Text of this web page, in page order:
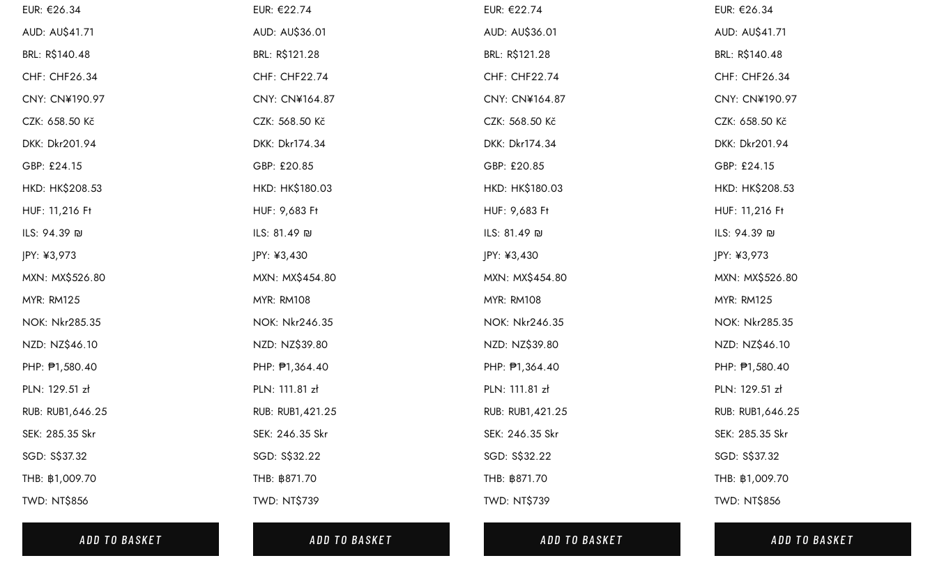
EUR: €26.34
AUD: AU$41.71
BRL: R$140.48
CHF: CHF26.34
CNY: CN¥190.97
CZK: 658.50 Kč
DKK: Dkr201.94
GBP: £24.15
HKD: HK$208.53
HUF: 11,216 Ft
ILS: 94.39 ₪
JPY: ¥3,973
MXN: MX$526.80
MYR: RM125
NOK: Nkr285.35
NZD: NZ$46.10
PHP: ₱1,580.40
PLN: 129.51 zł
RUB: RUB1,646.25
SEK: 285.35 Skr
SGD: S$37.32
THB: ฿1,009.70
TWD: NT$856
ADD TO BASKET
EUR: €22.74
AUD: AU$36.01
BRL: R$121.28
CHF: CHF22.74
CNY: CN¥164.87
CZK: 568.50 Kč
DKK: Dkr174.34
GBP: £20.85
HKD: HK$180.03
HUF: 9,683 Ft
ILS: 81.49 ₪
JPY: ¥3,430
MXN: MX$454.80
MYR: RM108
NOK: Nkr246.35
NZD: NZ$39.80
PHP: ₱1,364.40
PLN: 111.81 zł
RUB: RUB1,421.25
SEK: 246.35 Skr
SGD: S$32.22
THB: ฿871.70
TWD: NT$739
ADD TO BASKET
EUR: €22.74
AUD: AU$36.01
BRL: R$121.28
CHF: CHF22.74
CNY: CN¥164.87
CZK: 568.50 Kč
DKK: Dkr174.34
GBP: £20.85
HKD: HK$180.03
HUF: 9,683 Ft
ILS: 81.49 ₪
JPY: ¥3,430
MXN: MX$454.80
MYR: RM108
NOK: Nkr246.35
NZD: NZ$39.80
PHP: ₱1,364.40
PLN: 111.81 zł
RUB: RUB1,421.25
SEK: 246.35 Skr
SGD: S$32.22
THB: ฿871.70
TWD: NT$739
ADD TO BASKET
EUR: €26.34
AUD: AU$41.71
BRL: R$140.48
CHF: CHF26.34
CNY: CN¥190.97
CZK: 658.50 Kč
DKK: Dkr201.94
GBP: £24.15
HKD: HK$208.53
HUF: 11,216 Ft
ILS: 94.39 ₪
JPY: ¥3,973
MXN: MX$526.80
MYR: RM125
NOK: Nkr285.35
NZD: NZ$46.10
PHP: ₱1,580.40
PLN: 129.51 zł
RUB: RUB1,646.25
SEK: 285.35 Skr
SGD: S$37.32
THB: ฿1,009.70
TWD: NT$856
ADD TO BASKET